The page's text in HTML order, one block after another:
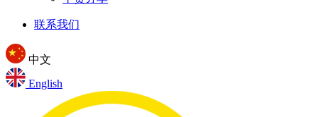
联系我们
中文
English